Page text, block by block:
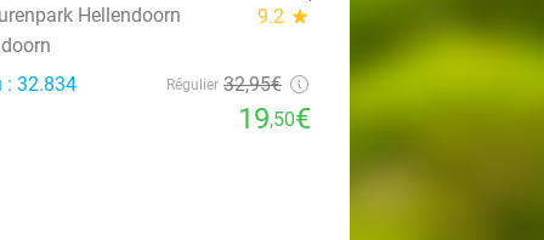
Hellendoorn 9.2 star
: 32.834
Régulier 32,95€
19,50€